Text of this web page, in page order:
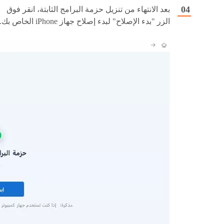
بعد الانتهاء من تنزيل حزمة البرامج الثابتة، انقر فوق
الزر "بدء الإصلاح" لبدء إصلاح جهاز iPhone الخاص بك.